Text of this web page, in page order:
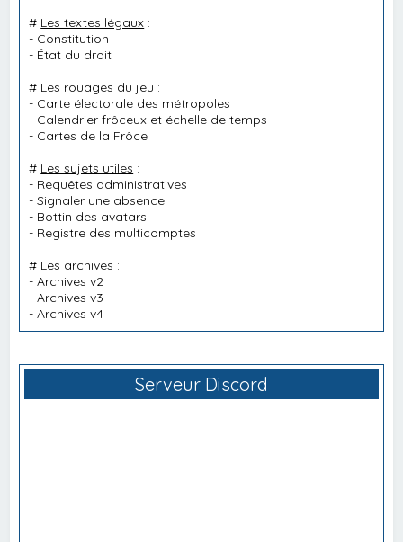
# Les textes légaux :
- Constitution
- État du droit
# Les rouages du jeu :
- Carte électorale des métropoles
- Calendrier frôceux et échelle de temps
- Cartes de la Frôce
# Les sujets utiles :
- Requêtes administratives
-Signaler une absence
- Bottin des avatars
- Registre des multicomptes
# Les archives :
-Archives v2
-Archives v3
-Archives v4
Serveur Discord